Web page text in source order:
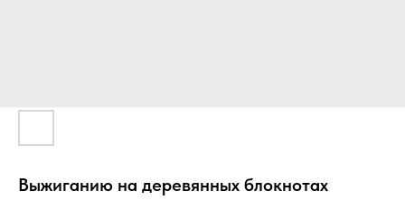
Выжиганию на деревянных блокнотах